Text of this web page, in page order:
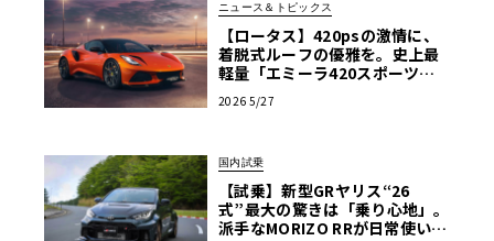
ニュース＆トピックス
【ロータス】420psの激情に、
着脱式ルーフの優雅を。史上最
軽量「エミーラ420スポーツ」
2026 5/27
国内試乗
【試乗】新型GRヤリス“26
式”最大の驚きは「乗り心地」。
派手なMORIZO RRが日常使いに